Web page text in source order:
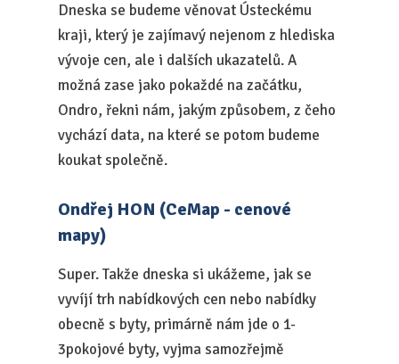
Dneska se budeme věnovat Ústeckému
kraji, který je zajímavý nejenom z hlediska
vývoje cen, ale i dalších ukazatelů. A
možná zase jako pokaždé na začátku,
Ondro, řekni nám, jakým způsobem, z čeho
vychází data, na které se potom budeme
koukat společně.
Ondřej HON (CeMap - cenové
mapy)
Super. Takže dneska si ukážeme, jak se
vyvíjí trh nabídkových cen nebo nabídky
obecně s byty, primárně nám jde o 1-
3pokojové byty, vyjma samozřejmě